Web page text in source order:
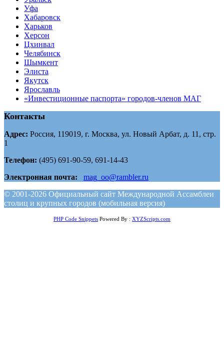
Уфа
Хабаровск
Харьков
Херсон
Цхинвал
Челябинск
Шымкент
Элиста
Якутск
Ярославль
«Инвестиционные паспорта» городов-членов МАГ
Контакты
Адрес: Россия, 119019, г. Москва, ул. Новый Арбат, д. 11, стр.
1
Телефон: (495) 691-90-59, 691-14-43
Электронная почта:
mag_oo@rambler.ru
© 2001-2026 Официальный сайт Международной Ассамблеи
столиц и крупных городов (мобильная версия)
PHP Code Snippets Powered By : XYZScripts.com